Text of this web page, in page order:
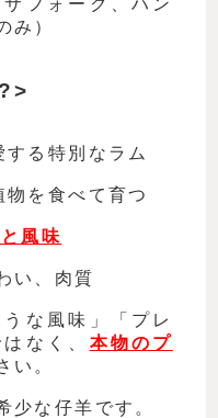
み）
?>
る特別なラム
物を食べて育つ
風味
い、肉質
な風味」「プレ
なく、 本物のプ
い。
少な仔羊です。